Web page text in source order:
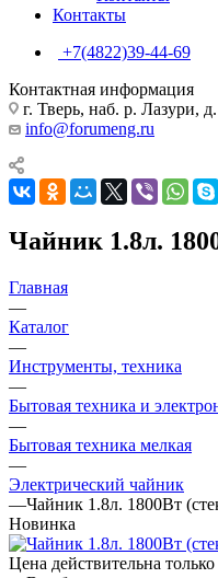
Контакты
+7(4822)39-44-69
Контактная информация
г. Тверь, наб. р. Лазури,
info@forumeng.ru
Чайник 1.8л.
Главная
—
Каталог
—
Инструменты, техника
—
Бытовая техника и
—
Бытовая техника мелкая
—
Электрический чайник
—Чайник 1.8л. 1800Вт
Новинка
Цена действительна